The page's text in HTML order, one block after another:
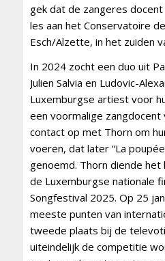
gek dat de zangeres
les aan het Conservatoire
Esch/Alzette, in het zuiden
In 2024 zocht een duo uit
Julien Salvia en Ludovic-
Luxemburgse artiest voor
een voormalige zangdocent
contact op met Thorn om
voeren, dat later “La
genoemd. Thorn diende
de Luxemburgse nationale
Songfestival 2025. Op 25
meeste punten van
tweede plaats bij de
uiteindelijk de competitie